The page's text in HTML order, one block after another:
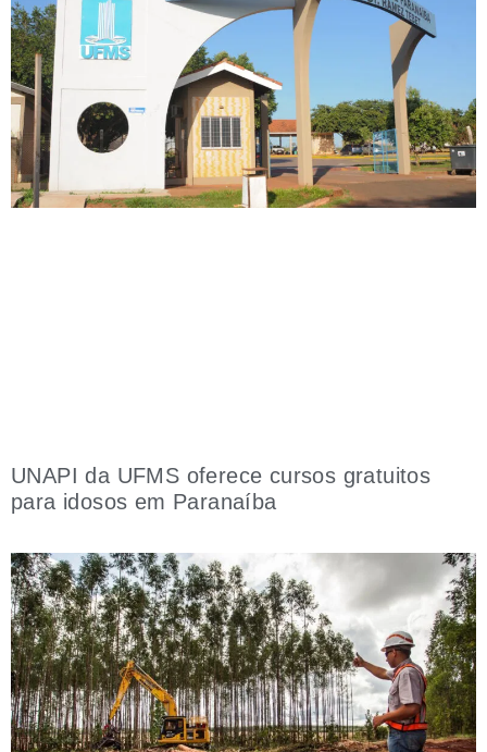
UNAPI da UFMS oferece cursos gratuitos
para idosos em Paranaíba